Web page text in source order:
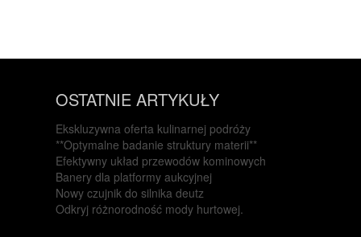
OSTATNIE ARTYKUŁY
Ekskluzywna oferta kulinarnej podróży
**Optymalne badanie struktury materii**
Efektywny układ przewodów kominowych
Banery dla platformy aukcyjnej
Nowy czujnik do silnika deutz
Odkryj różnorodność mody hurtowej.